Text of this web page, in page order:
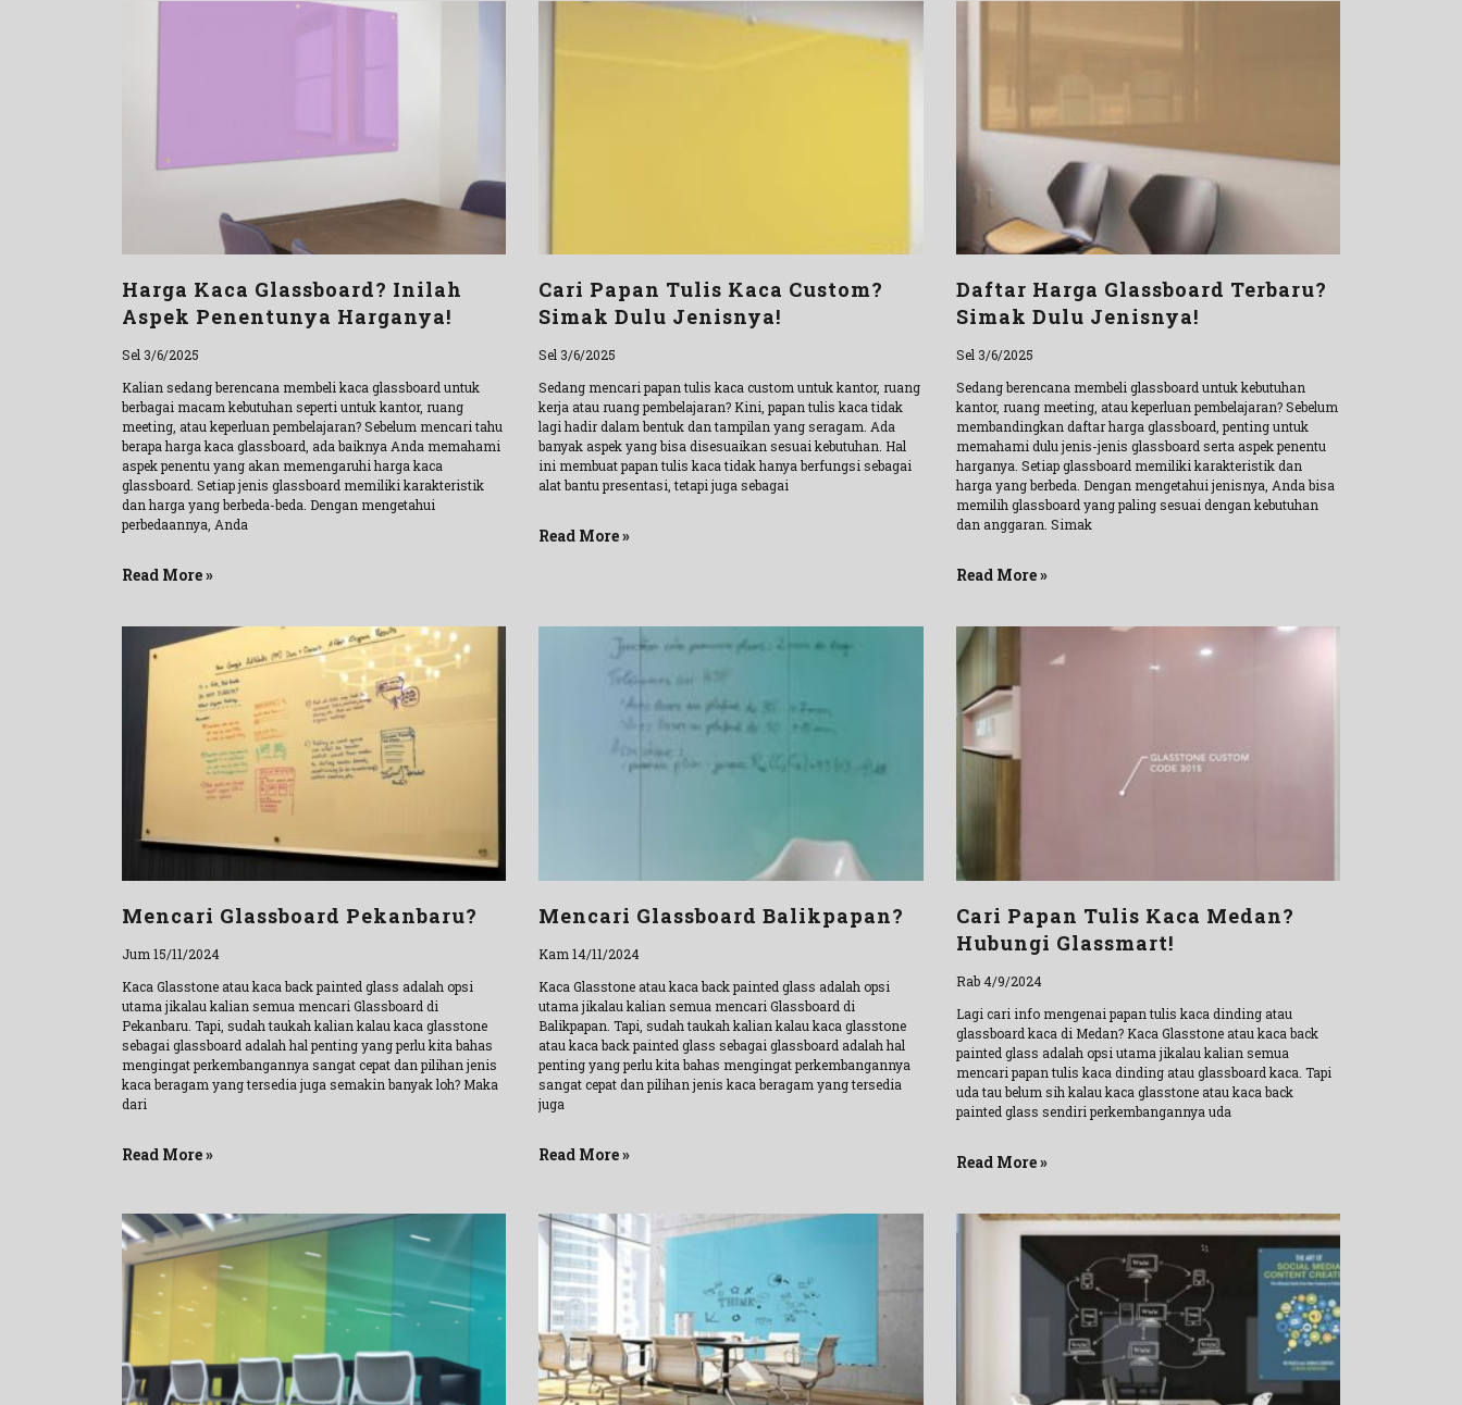
Harga Kaca Glassboard? Inilah
Aspek Penentunya Harganya!
Sel 3/6/2025
Kalian sedang berencana membeli kaca glassboard untuk
berbagai macam kebutuhan seperti untuk kantor, ruang
meeting, atau keperluan pembelajaran? Sebelum mencari tahu
berapa harga kaca glassboard, ada baiknya Anda memahami
aspek penentu yang akan memengaruhi harga kaca
glassboard. Setiap jenis glassboard memiliki karakteristik
dan harga yang berbeda-beda. Dengan mengetahui
perbedaannya, Anda
Read More »
Cari Papan Tulis Kaca Custom?
Simak Dulu Jenisnya!
Sel 3/6/2025
Sedang mencari papan tulis kaca custom untuk kantor, ruang
kerja atau ruang pembelajaran? Kini, papan tulis kaca tidak
lagi hadir dalam bentuk dan tampilan yang seragam. Ada
banyak aspek yang bisa disesuaikan sesuai kebutuhan. Hal
ini membuat papan tulis kaca tidak hanya berfungsi sebagai
alat bantu presentasi, tetapi juga sebagai
Read More »
Daftar Harga Glassboard Terbaru?
Simak Dulu Jenisnya!
Sel 3/6/2025
Sedang berencana membeli glassboard untuk kebutuhan
kantor, ruang meeting, atau keperluan pembelajaran? Sebelum
membandingkan daftar harga glassboard, penting untuk
memahami dulu jenis-jenis glassboard serta aspek penentu
harganya. Setiap glassboard memiliki karakteristik dan
harga yang berbeda. Dengan mengetahui jenisnya, Anda bisa
memilih glassboard yang paling sesuai dengan kebutuhan
dan anggaran. Simak
Read More »
Mencari Glassboard Pekanbaru?
Jum 15/11/2024
Kaca Glasstone atau kaca back painted glass adalah opsi
utama jikalau kalian semua mencari Glassboard di
Pekanbaru. Tapi, sudah taukah kalian kalau kaca glasstone
sebagai glassboard adalah hal penting yang perlu kita bahas
mengingat perkembangannya sangat cepat dan pilihan jenis
kaca beragam yang tersedia juga semakin banyak loh? Maka
dari
Read More »
Mencari Glassboard Balikpapan?
Kam 14/11/2024
Kaca Glasstone atau kaca back painted glass adalah opsi
utama jikalau kalian semua mencari Glassboard di
Balikpapan. Tapi, sudah taukah kalian kalau kaca glasstone
atau kaca back painted glass sebagai glassboard adalah hal
penting yang perlu kita bahas mengingat perkembangannya
sangat cepat dan pilihan jenis kaca beragam yang tersedia
juga
Read More »
Cari Papan Tulis Kaca Medan?
Hubungi Glassmart!
Rab 4/9/2024
Lagi cari info mengenai papan tulis kaca dinding atau
glassboard kaca di Medan? Kaca Glasstone atau kaca back
painted glass adalah opsi utama jikalau kalian semua
mencari papan tulis kaca dinding atau glassboard kaca. Tapi
uda tau belum sih kalau kaca glasstone atau kaca back
painted glass sendiri perkembangannya uda
Read More »